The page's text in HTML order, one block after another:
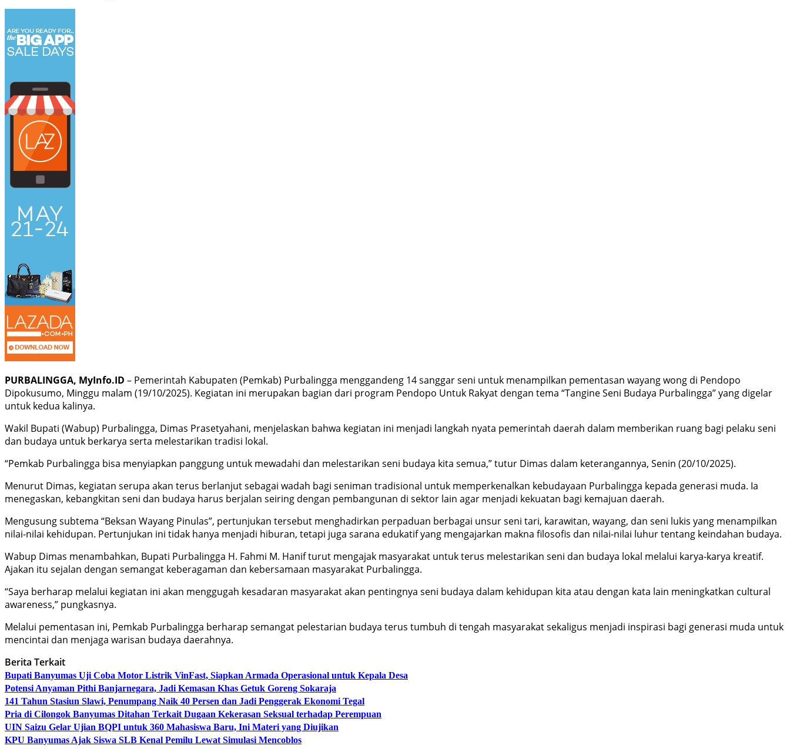
PURBALINGGA, MyInfo.ID – Pemerintah Kabupaten (Pemkab) Purbalingga menggandeng 14 sanggar seni untuk menampilkan pementasan wayang wong di Pendopo
Dipokusumo, Minggu malam (19/10/2025). Kegiatan ini merupakan bagian dari program Pendopo Untuk Rakyat dengan tema “Tangine Seni Budaya Purbalingga” yang digelar
untuk kedua kalinya.
Wakil Bupati (Wabup) Purbalingga, Dimas Prasetyahani, menjelaskan bahwa kegiatan ini menjadi langkah nyata pemerintah daerah dalam memberikan ruang bagi pelaku seni
dan budaya untuk berkarya serta melestarikan tradisi lokal.
“Pemkab Purbalingga bisa menyiapkan panggung untuk mewadahi dan melestarikan seni budaya kita semua,” tutur Dimas dalam keterangannya, Senin (20/10/2025).
Menurut Dimas, kegiatan serupa akan terus berlanjut sebagai wadah bagi seniman tradisional untuk memperkenalkan kebudayaan Purbalingga kepada generasi muda. Ia
menegaskan, kebangkitan seni dan budaya harus berjalan seiring dengan pembangunan di sektor lain agar menjadi kekuatan bagi kemajuan daerah.
Mengusung subtema “Beksan Wayang Pinulas”, pertunjukan tersebut menghadirkan perpaduan berbagai unsur seni tari, karawitan, wayang, dan seni lukis yang menampilkan
nilai-nilai kehidupan. Pertunjukan ini tidak hanya menjadi hiburan, tetapi juga sarana edukatif yang mengajarkan makna filosofis dan nilai-nilai luhur tentang keindahan budaya.
Wabup Dimas menambahkan, Bupati Purbalingga H. Fahmi M. Hanif turut mengajak masyarakat untuk terus melestarikan seni dan budaya lokal melalui karya-karya kreatif.
Ajakan itu sejalan dengan semangat keberagaman dan kebersamaan masyarakat Purbalingga.
“Saya berharap melalui kegiatan ini akan menggugah kesadaran masyarakat akan pentingnya seni budaya dalam kehidupan kita atau dengan kata lain meningkatkan cultural
awareness,” pungkasnya.
Melalui pementasan ini, Pemkab Purbalingga berharap semangat pelestarian budaya terus tumbuh di tengah masyarakat sekaligus menjadi inspirasi bagi generasi muda untuk
mencintai dan menjaga warisan budaya daerahnya.
Berita Terkait
Bupati Banyumas Uji Coba Motor Listrik VinFast, Siapkan Armada Operasional untuk Kepala Desa
Potensi Anyaman Pithi Banjarnegara, Jadi Kemasan Khas Getuk Goreng Sokaraja
141 Tahun Stasiun Slawi, Penumpang Naik 40 Persen dan Jadi Penggerak Ekonomi Tegal
Pria di Cilongok Banyumas Ditahan Terkait Dugaan Kekerasan Seksual terhadap Perempuan
UIN Saizu Gelar Ujian BQPI untuk 360 Mahasiswa Baru, Ini Materi yang Diujikan
KPU Banyumas Ajak Siswa SLB Kenal Pemilu Lewat Simulasi Mencoblos